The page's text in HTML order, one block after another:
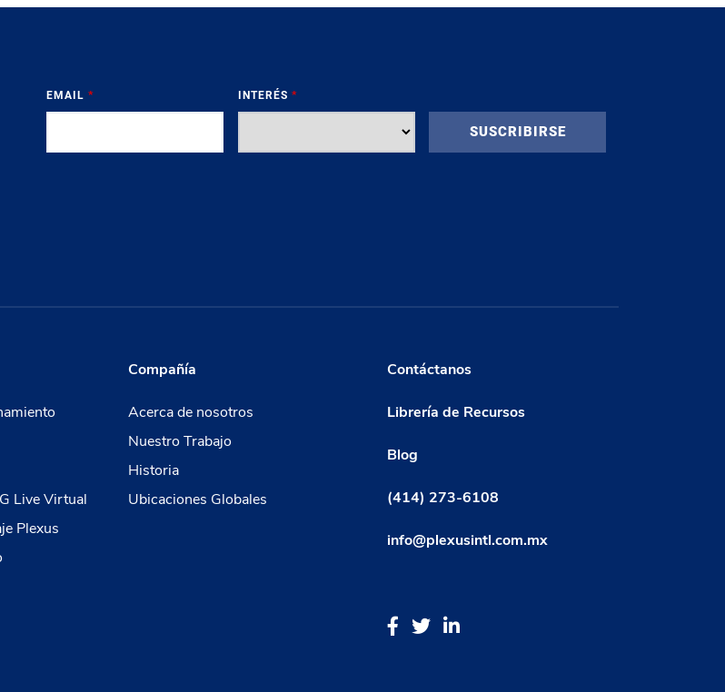
EMAIL* INTERÉS *
Live Virtual
Plexus
Compañía
Acerca de nosotros
Nuestro Trabajo
Historia
Ubicaciones Globales
Contáctanos
Librería de Recursos
Blog
(414) 273-6108
info@plexusintl.com.mx